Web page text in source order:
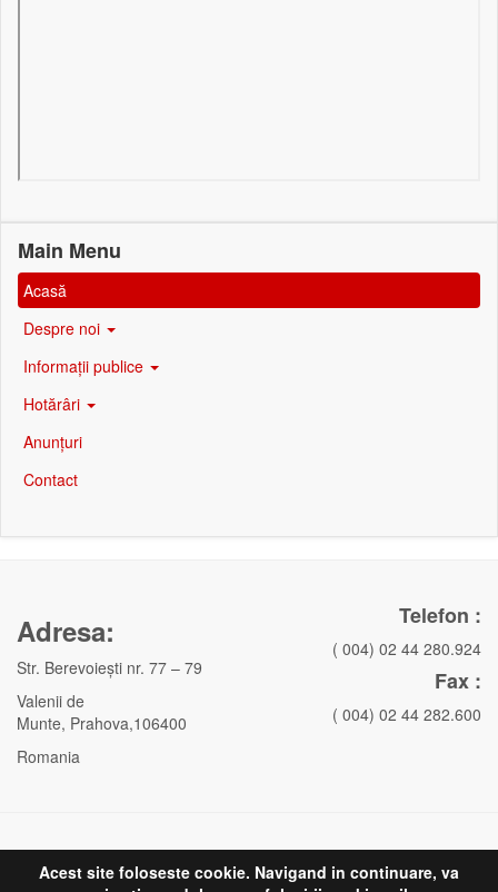
Main Menu
Acasă
Despre noi
Informații publice
Hotărâri
Anunțuri
Contact
Adresa:
Str. Berevoieşti nr. 77 – 79
Valenii de
Munte, Prahova,106400
Romania
Telefon :
( 004) 02 44 280.924
Fax :
( 004) 02 44 282.600
Acest site foloseste cookie. Navigand in continuare, va